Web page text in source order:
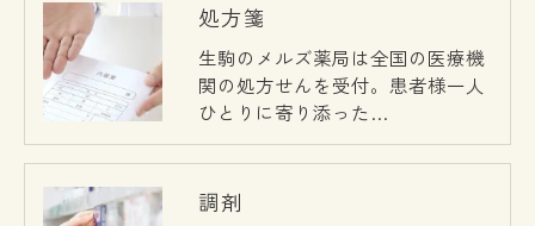
処方箋
生駒のメルズ薬局は全国の医療機
関の処方せんを受付。患者様一人
ひとりに寄り添った…
調剤